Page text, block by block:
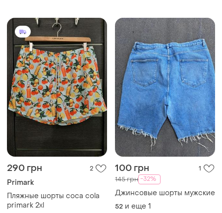
290 грн 2
Primark
Пляжные шорты coca cola
primark 2xl
100 грн 1
145 грн -32%
Джинсовые шорты мужские
52 и еще 1